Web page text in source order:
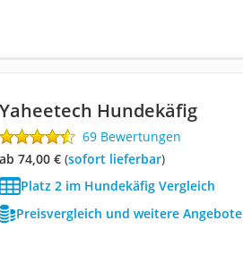
Yaheetech Hundekäfig
69 Bewertungen
ab 74,00 €( Sofort lieferbar)
Platz 2 im Hundekäfig Vergleich
Preisvergleich und weitere Angebote